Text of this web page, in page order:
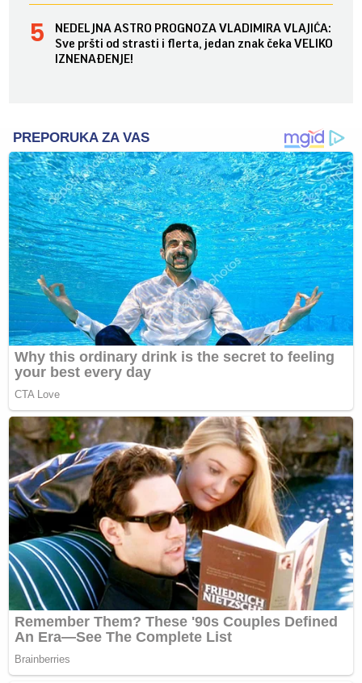
NEDELJNA ASTRO PROGNOZA VLADIMIRA VLAJIĆA:
Sve pršti od strasti i flerta, jedan znak čeka VELIKO
IZNENAĐENJE!